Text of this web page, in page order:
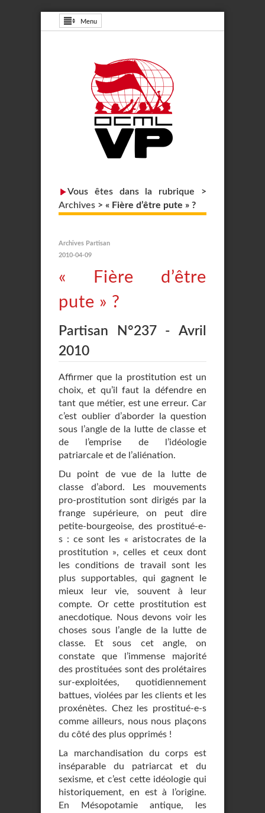
Menu
Vous êtes dans la rubrique >
Archives > « Fière d’être pute » ?
Archives Partisan
2010-04-09
« Fière d’être
pute » ?
Partisan N°237 - Avril
2010
Affirmer que la prostitution est un
choix, et qu’il faut la défendre en
tant que métier, est une erreur. Car
c’est oublier d’aborder la question
sous l’angle de la lutte de classe et
de l’emprise de l’idéologie
patriarcale et de l’aliénation.
Du point de vue de la lutte de
classe d’abord. Les mouvements
pro-prostitution sont dirigés par la
frange supérieure, on peut dire
petite-bourgeoise, des prostitué-e-
s : ce sont les « aristocrates de la
prostitution », celles et ceux dont
les conditions de travail sont les
plus supportables, qui gagnent le
mieux leur vie, souvent à leur
compte. Or cette prostitution est
anecdotique. Nous devons voir les
choses sous l’angle de la lutte de
classe. Et sous cet angle, on
constate que l’immense majorité
des prostituées sont des prolétaires
sur-exploitées, quotidiennement
battues, violées par les clients et les
proxénètes. Chez les prostitué-e-s
comme ailleurs, nous nous plaçons
du côté des plus opprimés !
La marchandisation du corps est
inséparable du patriarcat et du
sexisme, et c’est cette idéologie qui
historiquement, en est à l’origine.
En Mésopotamie antique, les